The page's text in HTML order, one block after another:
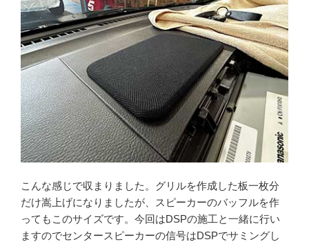
こんな感じで収まりました。グリルを作成した板一枚分
だけ嵩上げになりましたが、スピーカーのバッフルを作
ってもこのサイズです。今回はDSPの施工と一緒に行い
ますのでセンタースピーカーの信号はDSPでサミングし